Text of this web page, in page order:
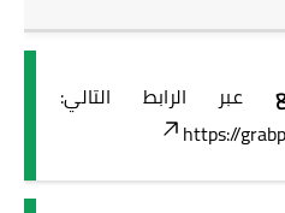
عبر الرابط التالي:
https://